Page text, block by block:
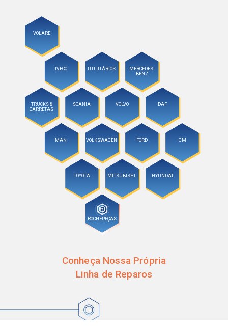
VOLARE
IVECO UTILITÁRIOS
MERCEDES-
BENZ
TRUCKS &
CARRETAS
SCANIA VOLVO DAF
MAN VOLKSWAGEN FORD GM
TOYOTA MITSUBISHI HYUNDAI
ROCHEPEÇAS
Conheça Nossa Própria
Linha de Reparos